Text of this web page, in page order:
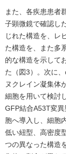
また、各疾患患者
子顕微鏡で確認し
じれた構造を、レ
た構造を、また多
的な構造を示して
た（図3）。次に
ヌクレイン凝集体
細胞を用いて検討
GFP結合A53T変
胞へ導入し、細胞
低い紐型、高密度
つの異なった構造